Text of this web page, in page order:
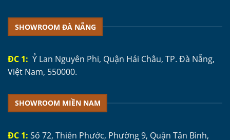
SHOWROOM ĐÀ NẴNG
ĐC 1: Ỷ Lan Nguyên Phi, Quận Hải Châu, TP. Đà Nẵng,
Việt Nam, 550000.
SHOWROOM MIỀN NAM
ĐC 1: Số 72, Thiên Phước, Phường 9, Quận Tân Bình,